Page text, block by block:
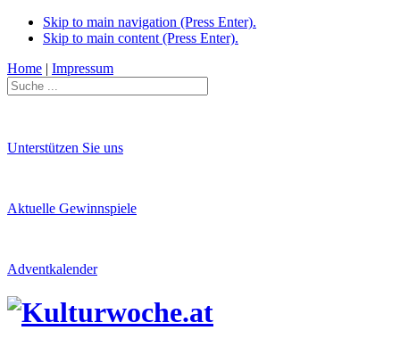
Skip to main navigation (Press Enter).
Skip to main content (Press Enter).
Home | Impressum
Unterstützen Sie uns
Aktuelle Gewinnspiele
Adventkalender